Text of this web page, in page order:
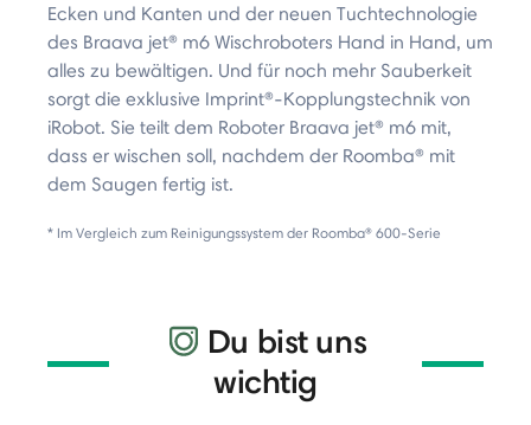
Ecken und Kanten und der neuen Tuchtechnologie
des Braava jet® m6 Wischroboters Hand in Hand, um
alles zu bewältigen. Und für noch mehr Sauberkeit
sorgt die exklusive Imprint®-Kopplungstechnik von
iRobot. Sie teilt dem Roboter Braava jet® m6 mit,
dass er wischen soll, nachdem der Roomba® mit
dem Saugen fertig ist.
* Im Vergleich zum Reinigungssystem der Roomba® 600-Serie
Du bist uns
wichtig